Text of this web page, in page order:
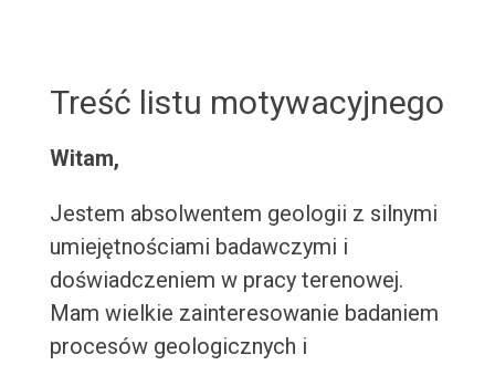
Treść listu motywacyjnego
Witam,
Jestem absolwentem geologii z silnymi
umiejętnościami badawczymi i
doświadczeniem w pracy terenowej.
Mam wielkie zainteresowanie badaniem
procesów geologicznych i